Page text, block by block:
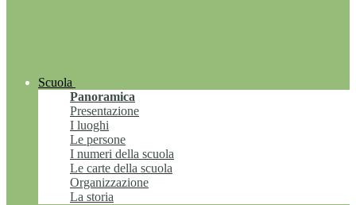
Scuola
Panoramica
Presentazione
I luoghi
Le persone
I numeri della scuola
Le carte della scuola
Organizzazione
La storia